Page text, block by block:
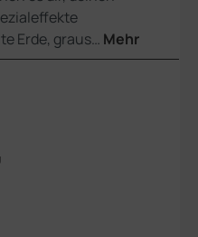
Erde, graus… Mehr